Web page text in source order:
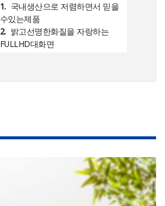
1. 국내생산으로 저렴하면서 믿을
수있는제품
2. 밝고선명한화질을 자랑하는
FULLHD대화면